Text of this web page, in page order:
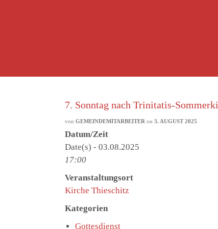
7. Sonntag nach Trinitatis-
von GEMEINDEMITARBEITER on 3. AUGUST 2025
Datum/Zeit
Date(s) - 03.08.2025
17:00
Veranstaltungsort
Kirche Thieschitz
Kategorien
Gottesdienst